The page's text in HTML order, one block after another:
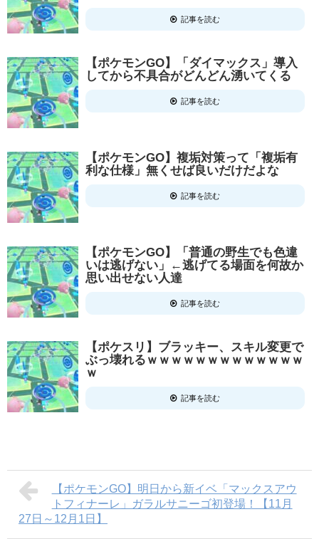
記事を読む
【ポケモンGO】「ダイマックス」導入
してから不具合がどんどん湧いてくる
記事を読む
【ポケモンGO】複垢対策って「複垢有
利な仕様」無くせば良いだけだよな
記事を読む
【ポケモンGO】「普通の野生でも色違
いは逃げない」←逃げてる場面を何故か
思い出せない人達
記事を読む
【ポケスリ】ブラッキー、スキル変更で
ぶっ壊れるｗｗｗｗｗｗｗｗｗｗｗｗｗ
ｗ
記事を読む
【ポケモンGO】明日から新イベ「マックスアウ
トフィナーレ」ガラルサニーゴ初登場！【11月
27日～12月1日】